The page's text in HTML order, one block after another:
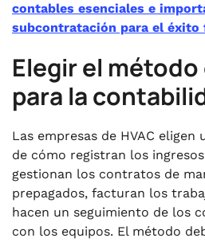
contables esenciales e
subcontratación para el éxito
Elegir el
para la
Las empresas de HVAC
de cómo registran los
gestionan los contratos de
prepagados, facturan los
hacen un seguimiento de los
con los equipos. El método